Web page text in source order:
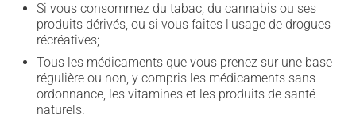
Si vous consommez du tabac, du cannabis ou ses
produits dérivés, ou si vous faites l'usage de drogues
récréatives;
Tous les médicaments que vous prenez sur une base
régulière ou non, y compris les médicaments sans
ordonnance, les vitamines et les produits de santé
naturels.